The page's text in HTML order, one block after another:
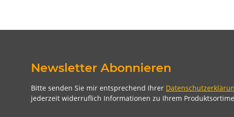
Newsletter Abonnieren
Bitte senden Sie mir entsprechend Ihrer
jederzeit widerruflich Informationen zu Ihrem